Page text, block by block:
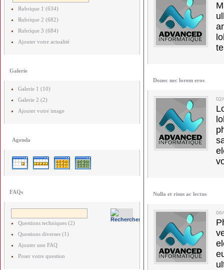
Rubrique 1 (634)
Rubrique 2 (682)
Rubrique 3 (684)
Ajouter votre actualité
Galerie
Galerie 1 (10)
Galerie 2 (2)
Ajouter votre image
Agenda
FAQs
Questions techniques (2)
Questions diverses (1)
Ajouter une FAQ
Poser votre question
Donec nec lorem eros
Nulla et risus ac lectus